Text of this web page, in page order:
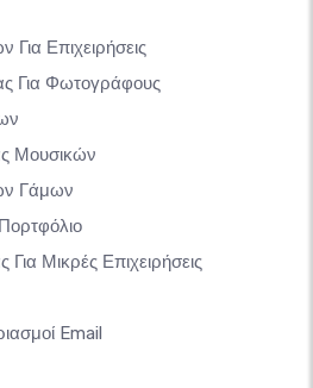
Για Επιχειρήσεις
Για Φωτογράφους
Μουσικών
Γάμων
Για Μικρές Επιχειρήσεις
Email